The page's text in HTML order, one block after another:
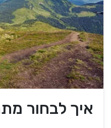
איך לבחור